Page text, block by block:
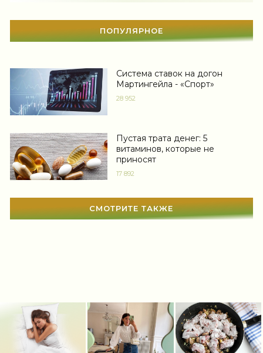
Гадания (12)
Увлечения
Мир женщины
-- Самое большое богатство — это ум. Самая большая нищета — глупость.
Из всех страхов самый пугающий — самолюбование.
-- Люблю давать советы и очень не люблю, когда их дают мне.
ПОПУЛЯРНОЕ
Система ставок на догон
Мартингейла - «Спорт»
28 952
Пустая трата денег: 5
витаминов, которые не
приносят
17 892
СМОТРИТЕ ТАКЖЕ